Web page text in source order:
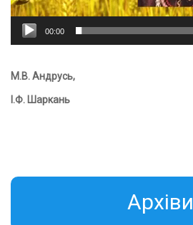
00:00
М.В. Андрусь,
І.Ф. Шаркань
Aрхіви